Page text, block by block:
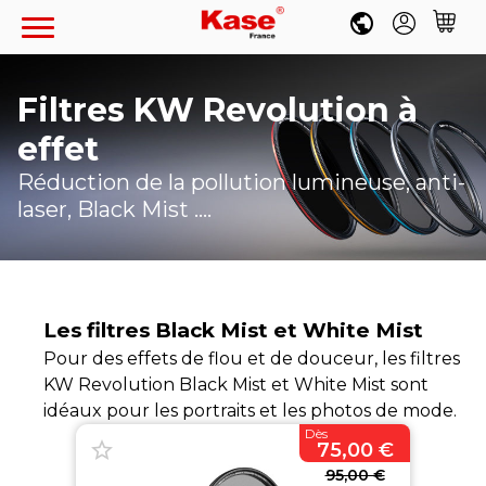
Favoris Compte Panier
Kits de filtres
Filtres à l'unité
Filtres à effets
Bagues magnétiques
FILTRES A VISSER
Filtres à l'unité
Fujifilm X100VI
Bagues de réduction
FILTRES TELEOBJECTIFS
100MM ARMOUR MAGNÉTIQUE
Kits et Porte-filtres
Filtres circulaire Armour
Accessoires
100MM WOLVERINE
Filtres circulaire K9
150MM K150
CLIP-IN
CLIP-IN
OBJECTIFS
Filtres KW Revolution à
effet
Réduction de la pollution lumineuse, anti-
laser, Black Mist ....
Les filtres Black Mist et White Mist
Pour des effets de flou et de douceur, les filtres
KW Revolution Black Mist et White Mist sont
idéaux pour les portraits et les photos de mode.
Dès
75,00 €
95,00 €